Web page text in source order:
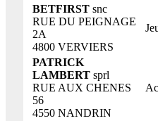
BETFIRST snc
RUE DU PEIGNAGE
2A
4800 VERVIERS
PATRICK
LAMBERT sprl
RUE AUX CHENES
56
4550 NANDRIN